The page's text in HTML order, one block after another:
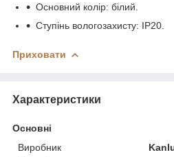
Основний колір: білий.
Ступінь вологозахисту: IP20.
Приховати
Характеристики
Основні
Виробник